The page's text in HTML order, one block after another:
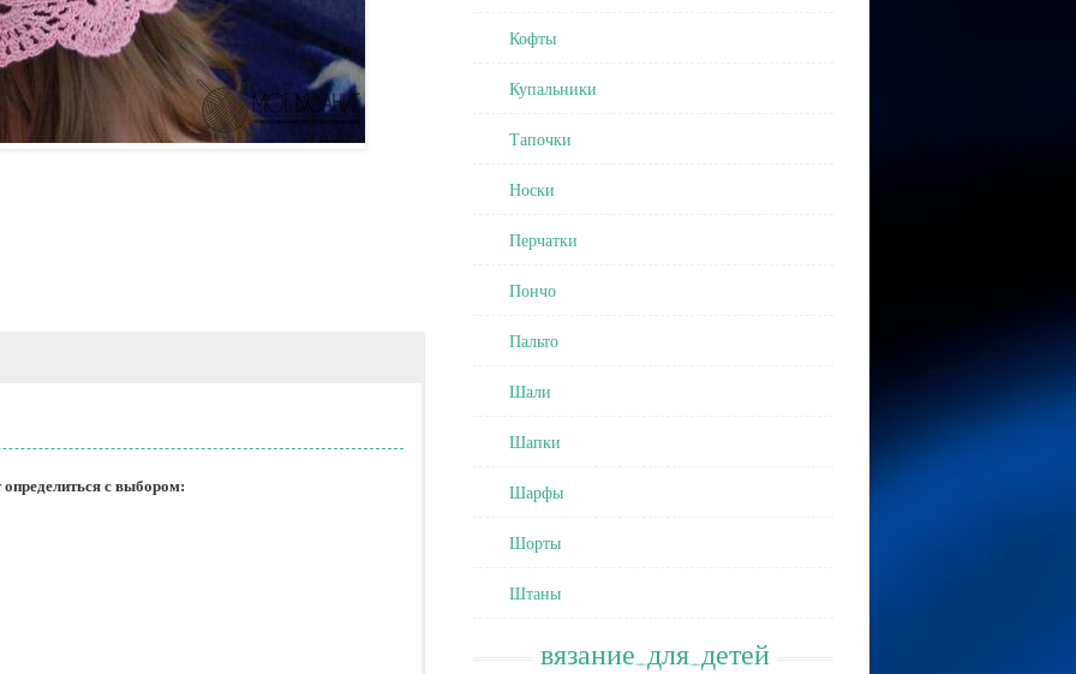
с выбором:
Кофты
Купальники
Тапочки
Носки
Перчатки
Пончо
Пальто
Шали
Шапки
Шарфы
Шорты
Штаны
вязание_для_детей